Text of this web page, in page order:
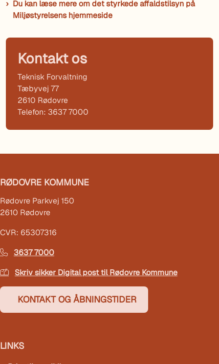
Du kan læse mere om det styrkede affaldstilsyn på
Miljøstyrelsens hjemmeside
Kontakt os
Teknisk Forvaltning
Tæbyvej 77
2610 Rødovre
Telefon: 3637 7000
RØDOVRE KOMMUNE
Rødovre Parkvej 150
2610 Rødovre
CVR: 65307316
3637 7000
Skriv sikker Digital post til Rødovre Kommune
KONTAKT OG ÅBNINGSTIDER
LINKS